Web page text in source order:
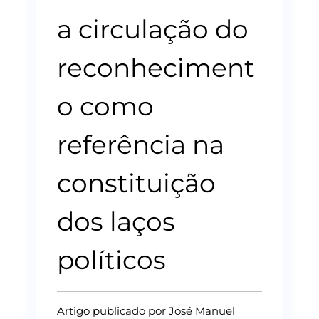
a circulação do
reconheciment
o como
referência na
constituição
dos laços
políticos
Artigo publicado por José Manuel